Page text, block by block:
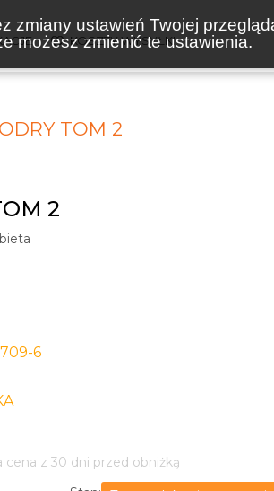
zmiany ustawień Twojej
możesz zmienić te ustawienia.
KOSZTY WYSYŁKI
TOM 2
2
6
cena z 30 dni przed obniżką